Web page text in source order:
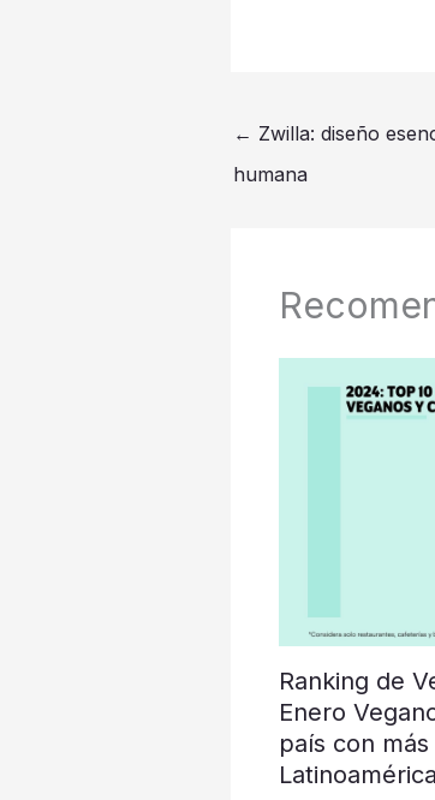
← Zwilla: diseño
humana
Ranking de
Enero
país con
Latinoamérica